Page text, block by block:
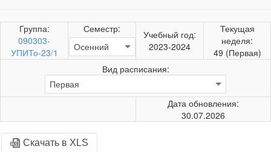
Группа:
090303-
УПИТо-23/1
Семестр:
Учебный год:
2023-2024
Текущая
неделя:
49 (Первая)
Вид расписания:
Дата обновления:
30.07.2026
Скачать в XLS